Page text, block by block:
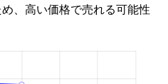
、高い価格で売れる可能性